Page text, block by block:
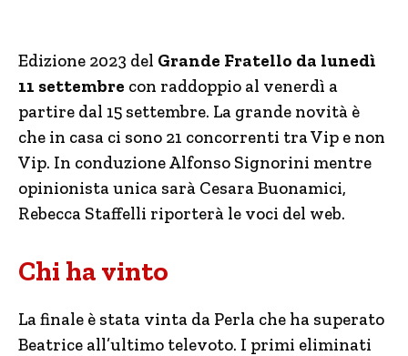
Edizione 2023 del Grande Fratello da lunedì
11 settembre con raddoppio al venerdì a
partire dal 15 settembre. La grande novità è
che in casa ci sono 21 concorrenti tra Vip e non
Vip. In conduzione Alfonso Signorini mentre
opinionista unica sarà Cesara Buonamici,
Rebecca Staffelli riporterà le voci del web.
Chi ha vinto
La finale è stata vinta da Perla che ha superato
Beatrice all’ultimo televoto. I primi eliminati